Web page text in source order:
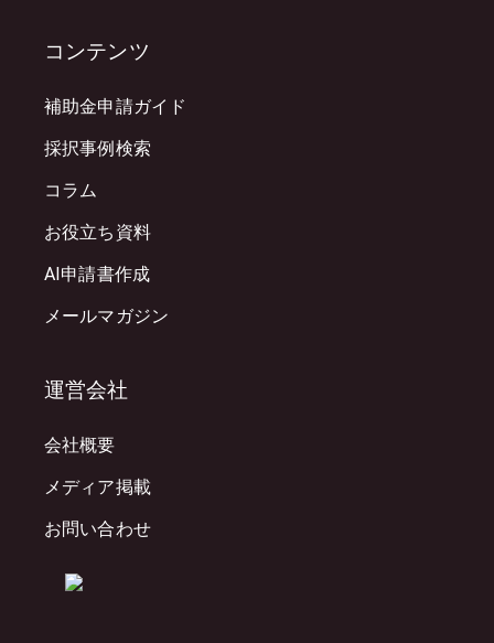
コンテンツ
補助金申請ガイド
採択事例検索
コラム
お役立ち資料
AI申請書作成
メールマガジン
運営会社
会社概要
メディア掲載
お問い合わせ